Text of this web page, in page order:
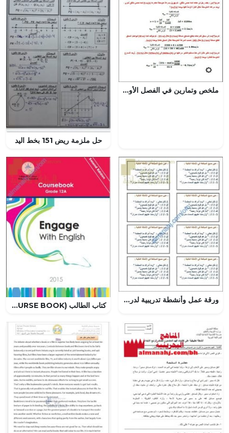
ملخص وتمارين في الفصل الأول (فيزياء) الحادي عشر
حل ملزمة ريض 151 بخط اليد
ورقة عمل وأنشطة تدريبية لدرس صيغ المبالغة (لغة عربية) الحادي عشر
كتاب الطالب (COURSE BOOK) (لغة انجليزية) الثاني عشر